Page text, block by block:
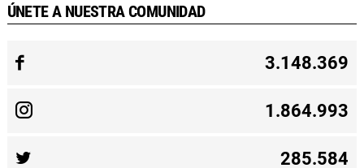
ÚNETE A NUESTRA COMUNIDAD
3.148.369
1.864.993
285.584